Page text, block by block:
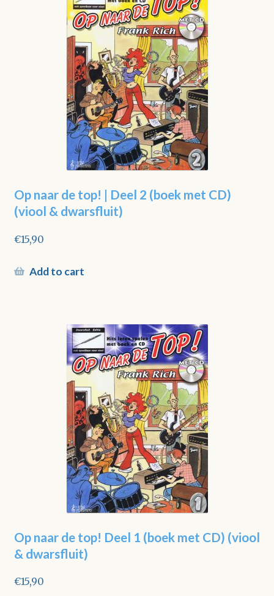
Op naar de top! | Deel 2 (boek met CD)
(viool & dwarsfluit)
€15,90
Add to cart
Op naar de top! Deel 1 (boek met CD) (viool
& dwarsfluit)
€15,90